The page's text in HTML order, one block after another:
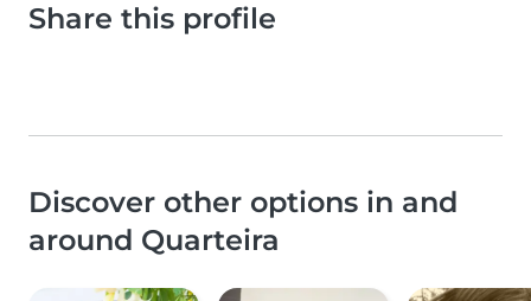
Share this profile
Discover other options in and
around Quarteira